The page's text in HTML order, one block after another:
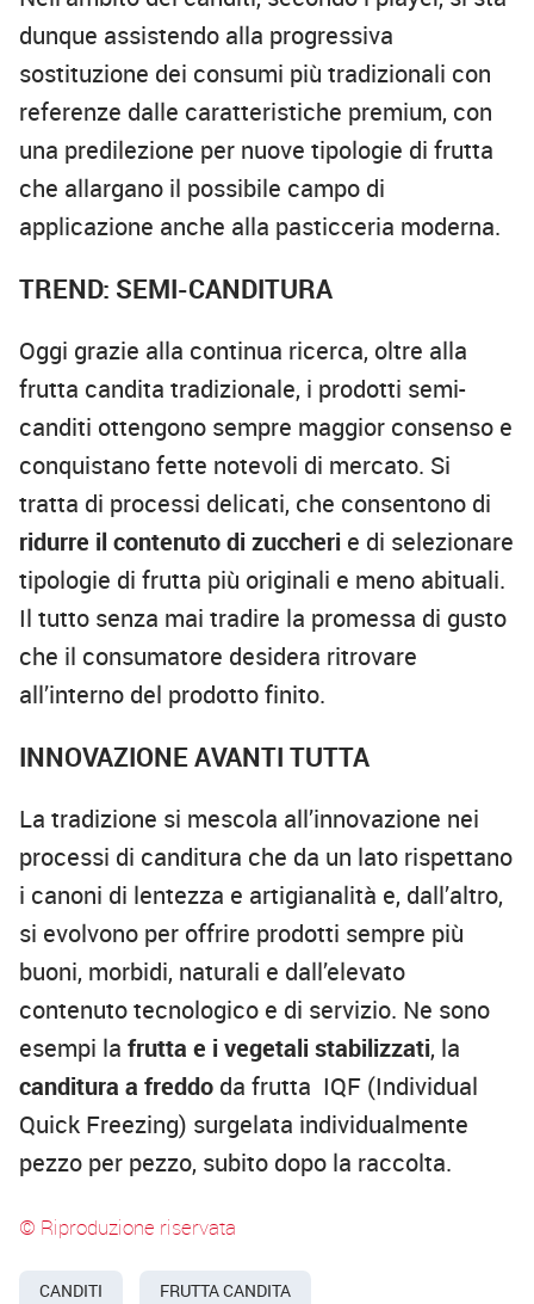
dunque assistendo alla progressiva
sostituzione dei consumi più tradizionali con
referenze dalle caratteristiche premium, con
una predilezione per nuove tipologie di frutta
che allargano il possibile campo di
applicazione anche alla pasticceria moderna.
TREND: SEMI-CANDITURA
Oggi grazie alla continua ricerca, oltre alla
frutta candita tradizionale, i prodotti semi-
canditi ottengono sempre maggior consenso e
conquistano fette notevoli di mercato. Si
tratta di processi delicati, che consentono di
ridurre il contenuto di zuccheri e di selezionare
tipologie di frutta più originali e meno abituali.
Il tutto senza mai tradire la promessa di gusto
che il consumatore desidera ritrovare
all’interno del prodotto finito.
INNOVAZIONE AVANTI TUTTA
La tradizione si mescola all’innovazione nei
processi di canditura che da un lato rispettano
i canoni di lentezza e artigianalità e, dall’altro,
si evolvono per offrire prodotti sempre più
buoni, morbidi, naturali e dall’elevato
contenuto tecnologico e di servizio. Ne sono
esempi la frutta e i vegetali stabilizzati, la
canditura a freddo da frutta IQF (Individual
Quick Freezing) surgelata individualmente
pezzo per pezzo, subito dopo la raccolta.
© Riproduzione riservata
CANDITI FRUTTA CANDITA